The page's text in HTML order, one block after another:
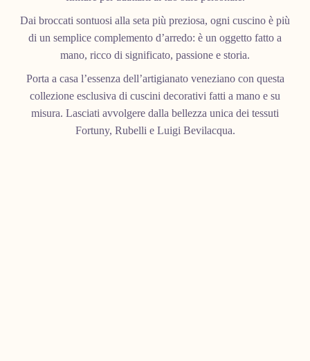
Dai broccati sontuosi alla seta più preziosa, ogni cuscino è più
di un semplice complemento d’arredo: è un oggetto fatto a
mano, ricco di significato, passione e storia.
Porta a casa l’essenza dell’artigianato veneziano con questa
collezione esclusiva di cuscini decorativi fatti a mano e su
misura. Lasciati avvolgere dalla bellezza unica dei tessuti
Fortuny, Rubelli e Luigi Bevilacqua.